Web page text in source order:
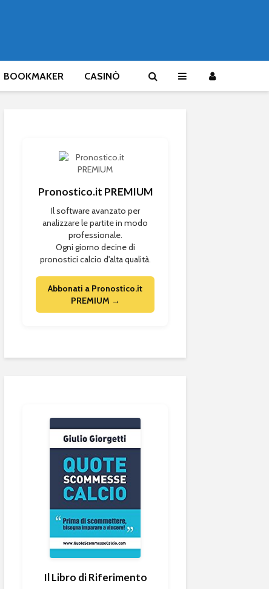
BOOKMAKER CASINÒ
Pronostico.it PREMIUM
Il software avanzato per
analizzare le partite in modo
professionale.
Ogni giorno decine di
pronostici calcio d'alta qualità.
Abbonati a Pronostico.it
PREMIUM →
Il Libro di Riferimento